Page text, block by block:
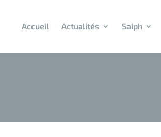
Accueil Actualités Saiph